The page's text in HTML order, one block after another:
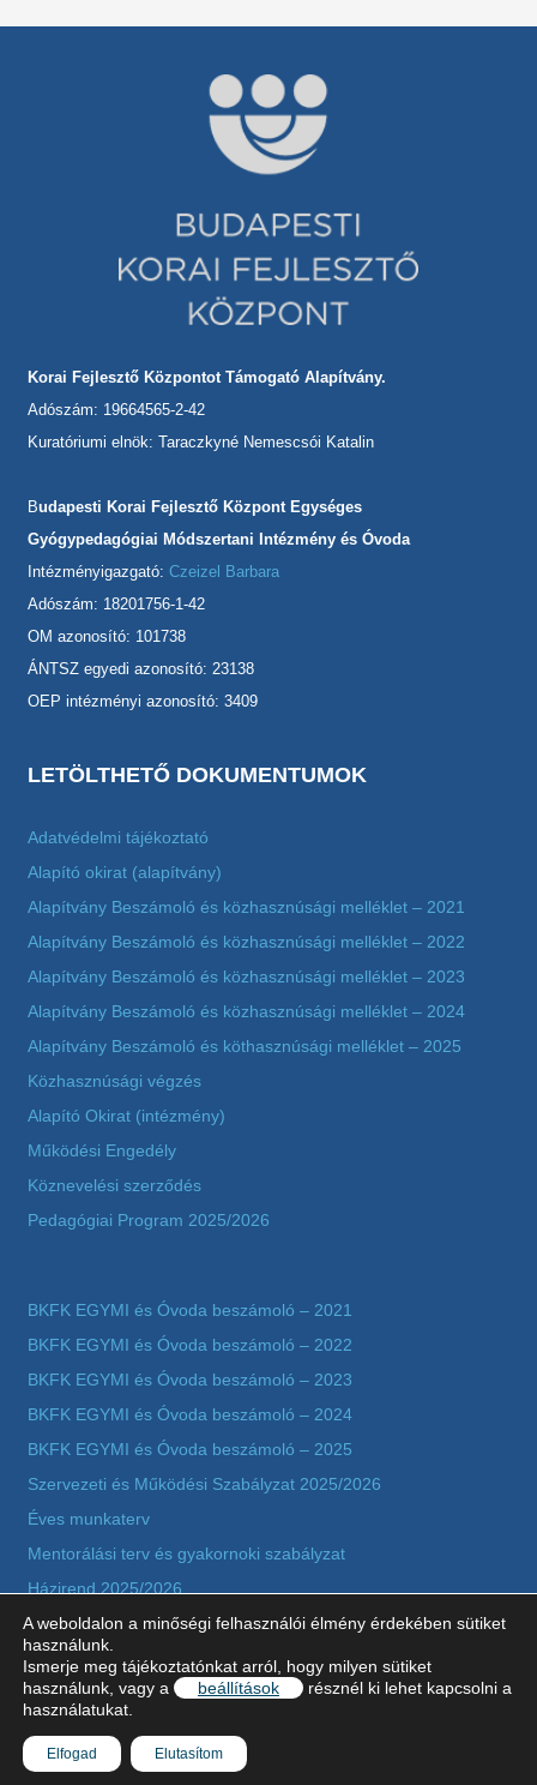
Korai Fejlesztő Központot Támogató Alapítvány.
Adószám: 19664565-2-42
Kuratóriumi elnök: Taraczkyné Nemescsói Katalin
Budapesti Korai Fejlesztő Központ Egységes
Gyógypedagógiai Módszertani Intézmény és Óvoda
Intézményigazgató: Czeizel Barbara
Adószám: 18201756-1-42
OM azonosító: 101738
ÁNTSZ egyedi azonosító: 23138
OEP intézményi azonosító: 3409
LETÖLTHETŐ DOKUMENTUMOK
Adatvédelmi tájékoztató
Alapító okirat (alapítvány)
Alapítvány Beszámoló és közhasznúsági melléklet – 2021
Alapítvány Beszámoló és közhasznúsági melléklet – 2022
Alapítvány Beszámoló és közhasznúsági melléklet – 2023
Alapítvány Beszámoló és közhasznúsági melléklet – 2024
Alapítvány Beszámoló és köthasznúsági melléklet – 2025
Közhasznúsági végzés
Alapító Okirat (intézmény)
Működési Engedély
Köznevelési szerződés
Pedagógiai Program 2025/2026
BKFK EGYMI és Óvoda beszámoló – 2021
BKFK EGYMI és Óvoda beszámoló – 2022
BKFK EGYMI és Óvoda beszámoló – 2023
BKFK EGYMI és Óvoda beszámoló – 2024
BKFK EGYMI és Óvoda beszámoló – 2025
Szervezeti és Működési Szabályzat 2025/2026
Éves munkaterv
Mentorálási terv és gyakornoki szabályzat
Házirend 2025/2026
Adatkezelési tájékoztató szerződésekkel kapcsolatos
adatkezeléshez
Képzések értékelése 2025-2026
A weboldalon a minőségi felhasználói élmény érdekében sütiket
használunk.
Ismerje meg tájékoztatónkat arról, hogy milyen sütiket
használunk, vagy a
beállítások
résznél ki lehet kapcsolni a
használatukat.
Elfogad Elutasítom